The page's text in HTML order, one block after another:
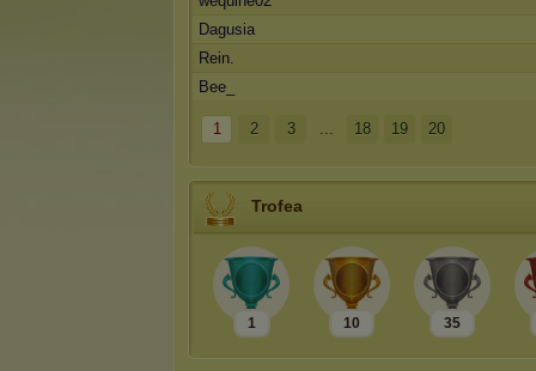
Dagusia
Rein.
Bee_
1 2 3 ... 18 19 20
Trofea
1 10 35